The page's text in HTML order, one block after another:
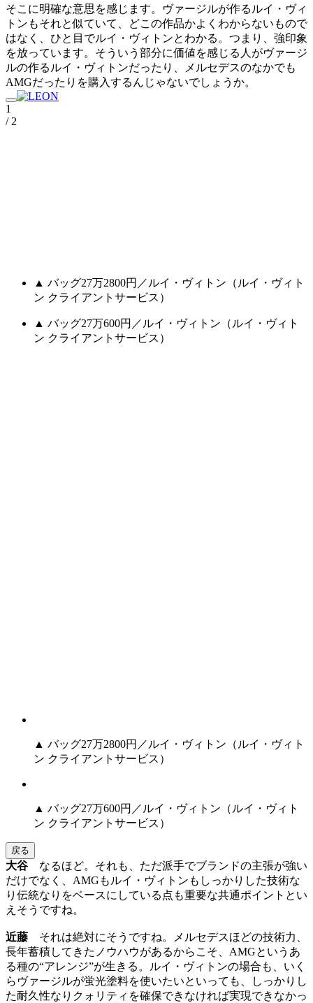
そこに明確な意思を感じます。ヴァージルが作るルイ・ヴィ
トンもそれと似ていて、どこの作品かよくわからないもので
はなく、ひと目でルイ・ヴィトンとわかる。つまり、強印象
を放っています。そういう部分に価値を感じる人がヴァージ
ルの作るルイ・ヴィトンだったり、メルセデスのなかでも
AMGだったりを購入するんじゃないでしょうか。
1
/ 2
▲ バッグ27万2800円／ルイ・ヴィトン（ルイ・ヴィト
ン クライアントサービス）
▲ バッグ27万600円／ルイ・ヴィトン（ルイ・ヴィト
ン クライアントサービス）
▲ バッグ27万2800円／ルイ・ヴィトン（ルイ・ヴィト
ン クライアントサービス）
▲ バッグ27万600円／ルイ・ヴィトン（ルイ・ヴィト
ン クライアントサービス）
戻る
大谷 なるほど。それも、ただ派手でブランドの主張が強い
だけでなく、AMGもルイ・ヴィトンもしっかりした技術な
り伝統なりをベースにしている点も重要な共通ポイントとい
えそうですね。
近藤 それは絶対にそうですね。メルセデスほどの技術力、
長年蓄積してきたノウハウがあるからこそ、AMGというあ
る種の“アレンジ”が生きる。ルイ・ヴィトンの場合も、いく
らヴァージルが蛍光塗料を使いたいといっても、しっかりし
た耐久性なりクォリティを確保できなければ実現できなかっ